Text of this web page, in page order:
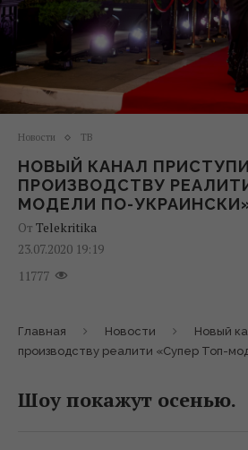
Новости ТВ
НОВЫЙ КАНАЛ
ПРОИЗВОДСТВУ
МОДЕЛИ ПО-
От Telekritika
23.07.2020 19:19
11777
Главная Новости
Новый
производству реалити «Супер Топ-
Шоу покажут осенью.